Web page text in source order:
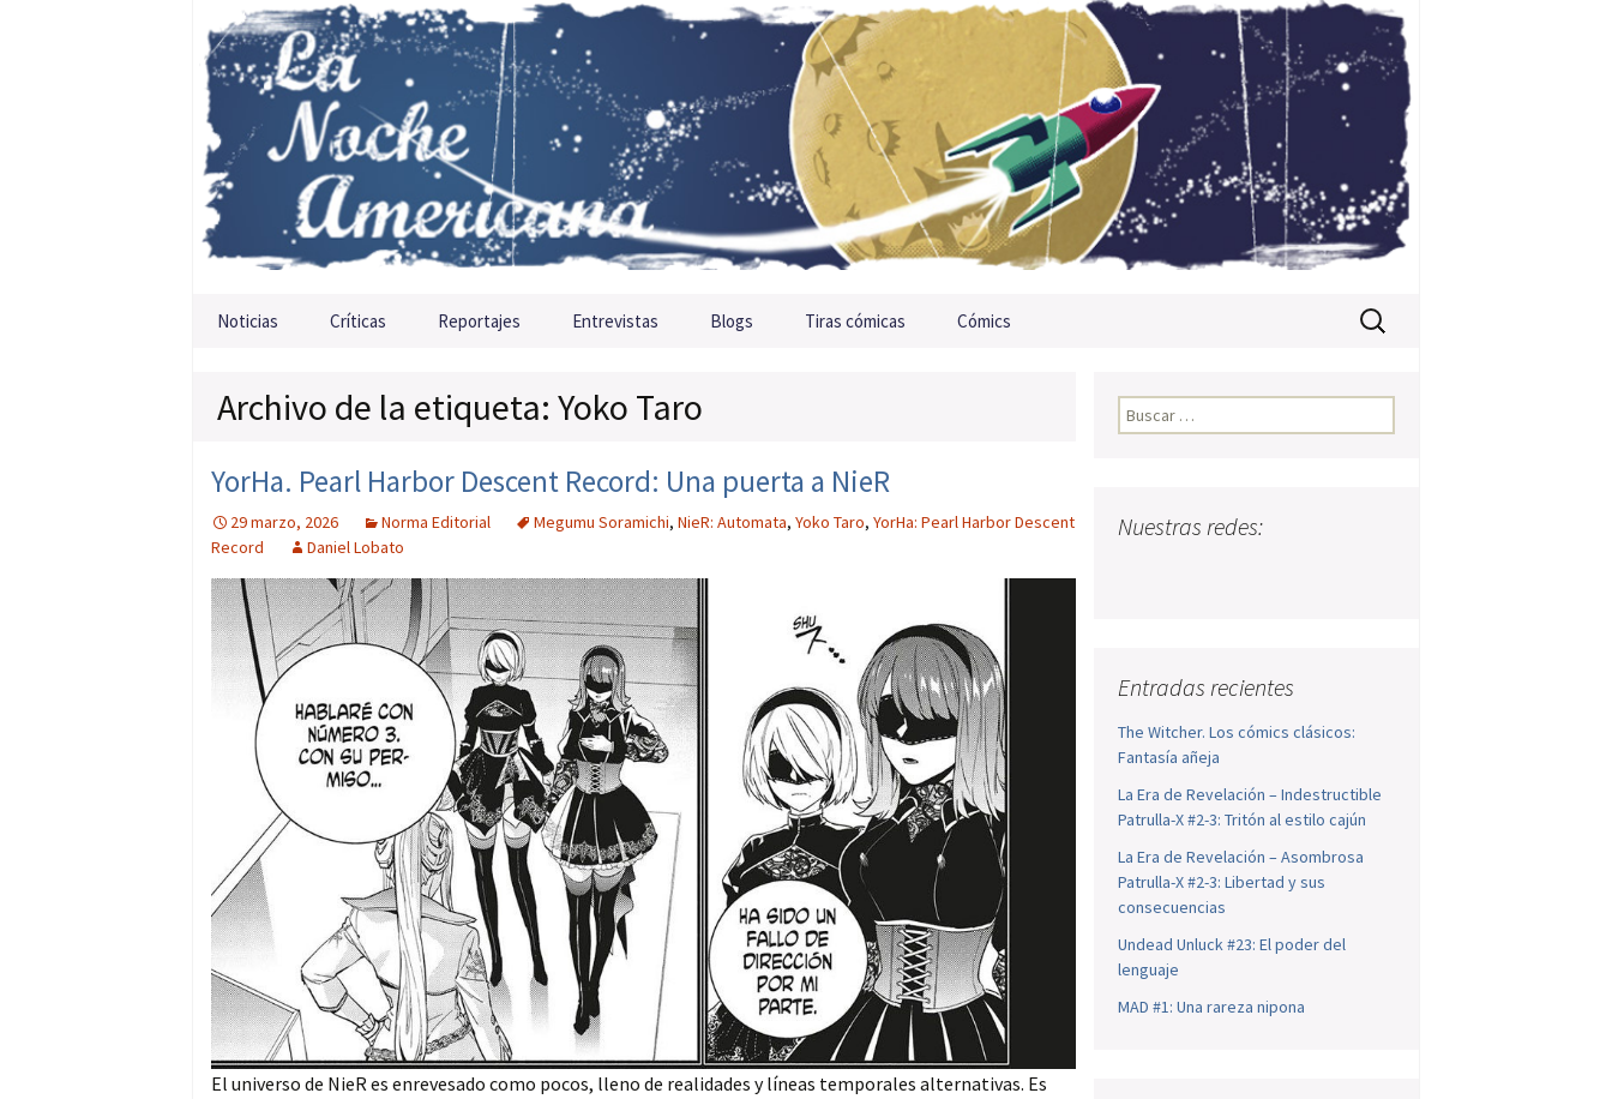
Saltar al contenido
Noticias Críticas Reportajes Entrevistas Blogs Tiras cómicas Cómics Buscar:
Archivo de la etiqueta: Yoko Taro
YorHa. Pearl Harbor Descent Record: Una puerta a NieR
29 marzo, 2026 Norma Editorial Megumu Soramichi, NieR: Automata, Yoko Taro, YorHa: Pearl Harbor Descent
Record
Daniel Lobato
El universo de NieR es enrevesado como pocos, lleno de realidades y líneas temporales alternativas. Es
Buscar:
Nuestras redes:
Entradas recientes
The Witcher. Los cómics clásicos:
Fantasía añeja
La Era de Revelación – Indestructible
Patrulla-X #2-3: Tritón al estilo cajún
La Era de Revelación – Asombrosa
Patrulla-X #2-3: Libertad y sus
consecuencias
Undead Unluck #23: El poder del
lenguaje
MAD #1: Una rareza nipona